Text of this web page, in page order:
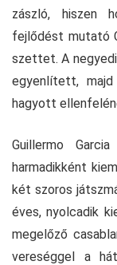
zászló, hiszen
fejlődést mutató
szettet. A
egyenlített,
hagyott
Guillermo
harmadikként
két szoros
éves, nyolcadik
megelőző
vereséggel a